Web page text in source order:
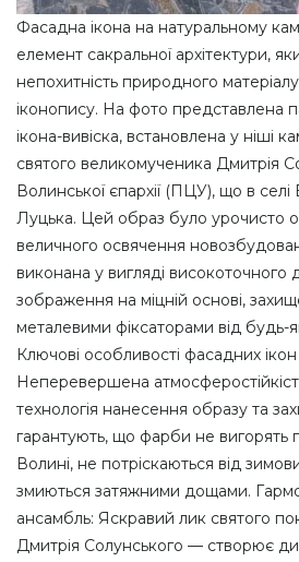
Фасадна ікона на натуральному
елемент сакральної архітектури,
непохитність природного
іконопису. На фото представлена
ікона-вивіска, встановлена у ніші
святого великомученика Дмитрія
Волинської єпархії (ПЦУ), що в
Луцька. Цей образ було урочисто
величного освячення
виконана у вигляді високоточного
зображення на міцній основі,
металевими фіксаторами від будь-
Ключові особливості фасадних
Неперевершена
технологія нанесення образу та
гарантують, що фарби не вигорять
Волині, не потріскаються від
змиються затяжними дощами.
ансамбль: Яскравий лик святого
Дмитрія Солунського — створює